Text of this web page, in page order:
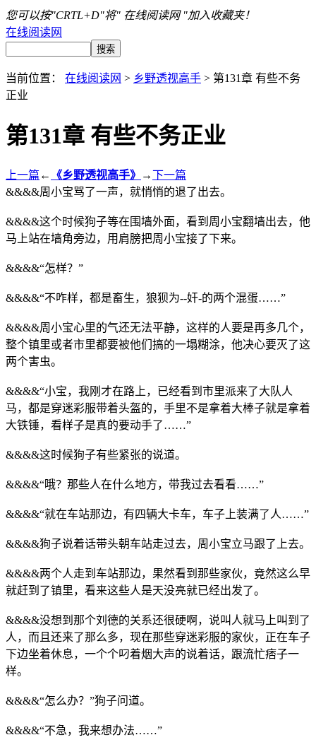
您可以按"CRTL+D"将" 在线阅读网 "加入收藏夹！
在线阅读网
当前位置： 在线阅读网 > 乡野透视高手 > 第131章 有些不务
正业
第131章 有些不务正业
上一篇 ← 《乡野透视高手》 →下一篇
&&&&周小宝骂了一声，就悄悄的退了出去。
&&&&这个时候狗子等在围墙外面，看到周小宝翻墙出去，他
马上站在墙角旁边，用肩膀把周小宝接了下来。
&&&&“怎样？”
&&&&“不咋样，都是畜生，狼狈为--奸-的两个混蛋……”
&&&&周小宝心里的气还无法平静，这样的人要是再多几个，
整个镇里或者市里都要被他们搞的一塌糊涂，他决心要灭了这
两个害虫。
&&&&“小宝，我刚才在路上，已经看到市里派来了大队人
马，都是穿迷彩服带着头盔的，手里不是拿着大棒子就是拿着
大铁锤，看样子是真的要动手了……”
&&&&这时候狗子有些紧张的说道。
&&&&“哦？那些人在什么地方，带我过去看看……”
&&&&“就在车站那边，有四辆大卡车，车子上装满了人……”
&&&&狗子说着话带头朝车站走过去，周小宝立马跟了上去。
&&&&两个人走到车站那边，果然看到那些家伙，竟然这么早
就赶到了镇里，看来这些人是天没亮就已经出发了。
&&&&没想到那个刘德的关系还很硬啊，说叫人就马上叫到了
人，而且还来了那么多，现在那些穿迷彩服的家伙，正在车子
下边坐着休息，一个个叼着烟大声的说着话，跟流忙痞子一
样。
&&&&“怎么办？”狗子问道。
&&&&“不急，我来想办法……”